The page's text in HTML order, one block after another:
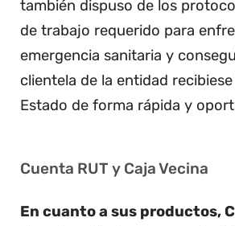
también dispuso de los
de trabajo requerido para
emergencia sanitaria y
clientela de la entidad
Estado de forma rápida y
Cuenta RUT y Caja Vecina
En cuanto a sus productos,